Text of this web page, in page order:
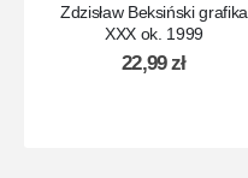
Zdzisław Beksiński grafika
XXX ok. 1999
22,99zł